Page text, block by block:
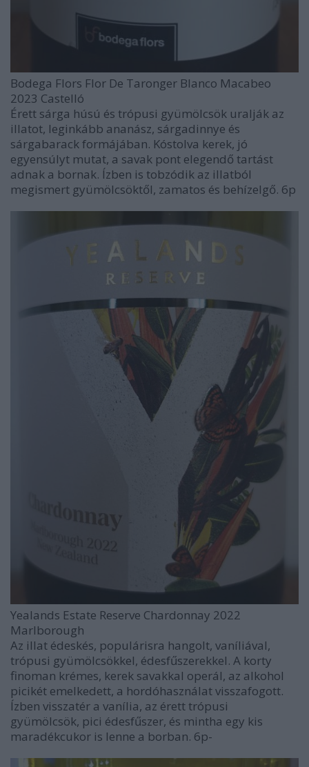
Bodega Flors Flor De Taronger Blanco Macabeo
2023 Castelló
Érett sárga húsú és trópusi gyümölcsök uralják az
illatot, leginkább ananász, sárgadinnye és
sárgabarack formájában. Kóstolva kerek, jó
egyensúlyt mutat, a savak pont elegendő tartást
adnak a bornak. Ízben is tobzódik az illatból
megismert gyümölcsöktől, zamatos és behízelgő. 6p
Yealands Estate Reserve Chardonnay 2022
Marlborough
Az illat édeskés, populárisra hangolt, vaníliával,
trópusi gyümölcsökkel, édesfűszerekkel. A korty
finoman krémes, kerek savakkal operál, az alkohol
picikét emelkedett, a hordóhasználat visszafogott.
Ízben visszatér a vanília, az érett trópusi
gyümölcsök, pici édesfűszer, és mintha egy kis
maradékcukor is lenne a borban. 6p-